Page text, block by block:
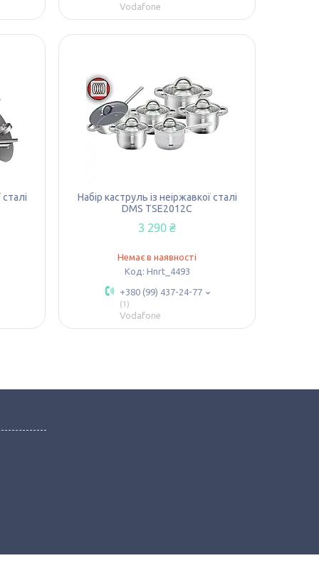
Vodafone
Набір каструль із неіржавкої сталі
DMS TSE2012C
3 290 ₴
Немає в наявності
Hnrt_4493
+380 (99) 437-24-77
1
Vodafone